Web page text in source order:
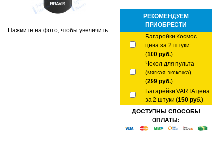
Нажмите на фото, чтобы увеличить
РЕКОМЕНДУЕМ
ПРИОБРЕСТИ
Батарейки Космос
цена за 2 штуки
(100 руб.)
Чехол для пульта
(мягкая экокожа)
(299 руб.)
Батарейки VARTA цена
за 2 штуки (150 руб.)
ДОСТУПНЫ СПОСОБЫ
ОПЛАТЫ: